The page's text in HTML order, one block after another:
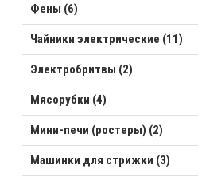
Фены (6)
Чайники электрические (11)
Электробритвы (2)
Мясорубки (4)
Мини-печи (ростеры) (2)
Машинки для стрижки (3)